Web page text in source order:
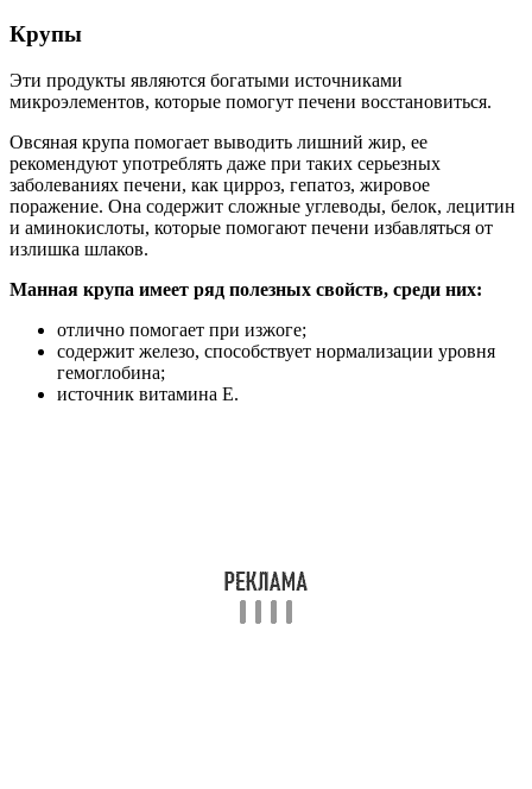
Крупы
Эти продукты являются богатыми источниками
микроэлементов, которые помогут печени восстановиться.
Овсяная крупа помогает выводить лишний жир, ее
рекомендуют употреблять даже при таких серьезных
заболеваниях печени, как цирроз, гепатоз, жировое
поражение. Она содержит сложные углеводы, белок, лецитин
и аминокислоты, которые помогают печени избавляться от
излишка шлаков.
Манная крупа имеет ряд полезных свойств, среди них:
отлично помогает при изжоге;
содержит железо, способствует нормализации уровня
гемоглобина;
источник витамина Е.